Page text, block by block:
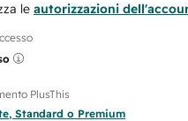
le autorizzazioni
PlusThis
, Standard o Premium